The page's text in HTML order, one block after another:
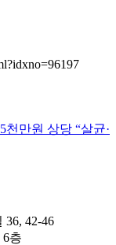
만원 상당 “살균·
42-46
층